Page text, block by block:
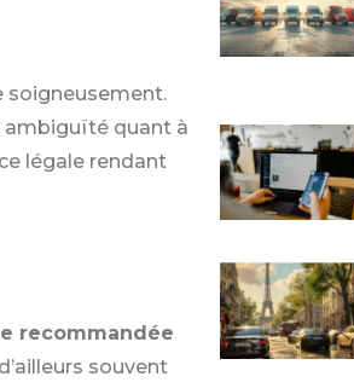
soigneusement.
quant à
légale rendant
recommandée
souvent